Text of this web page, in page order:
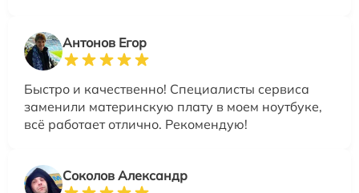
Антонов Егор
Быстро и качественно! Специалисты сервиса
заменили материнскую плату в моем ноутбуке,
всё работает отлично. Рекомендую!
Соколов Александр